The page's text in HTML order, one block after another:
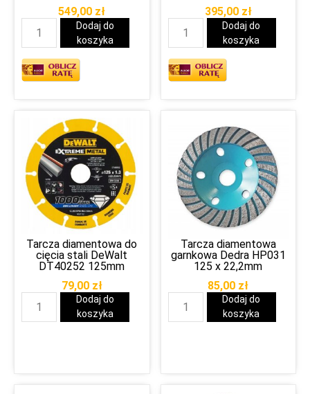
549,00 zł
Dodaj do
koszyka
395,00 zł
Dodaj do
koszyka
Tarcza diamentowa do
cięcia stali DeWalt
DT40252 125mm
79,00 zł
Dodaj do
koszyka
Tarcza diamentowa
garnkowa Dedra HP031
125 x 22,2mm
85,00 zł
Dodaj do
koszyka